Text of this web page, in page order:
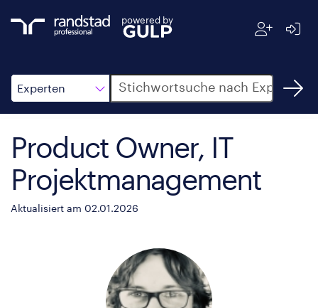
powered by
Experten
Suche
Product Owner, IT
Projektmanagement
Aktualisiert am 02.01.2026